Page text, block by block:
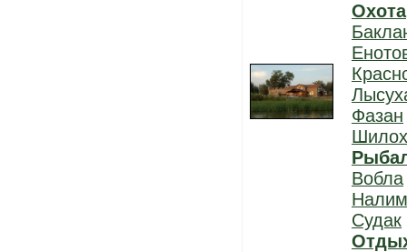
Охота
Фазан
Вобла
Налим
Судак